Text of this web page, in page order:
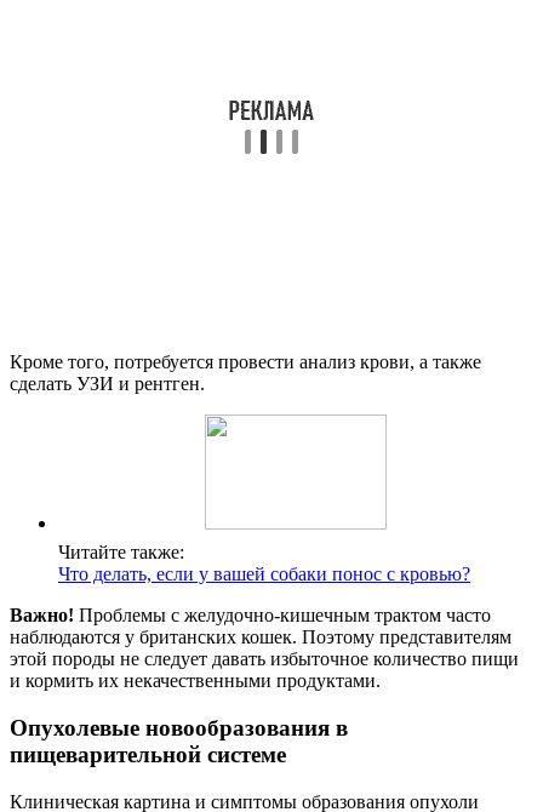
Кроме того, потребуется провести анализ крови, а также
сделать УЗИ и рентген.
Читайте также:
Что делать, если у вашей собаки понос с кровью?
Важно! Проблемы с желудочно-кишечным трактом часто
наблюдаются у британских кошек. Поэтому представителям
этой породы не следует давать избыточное количество пищи
и кормить их некачественными продуктами.
Опухолевые новообразования в
пищеварительной системе
Клиническая картина и симптомы образования опухоли